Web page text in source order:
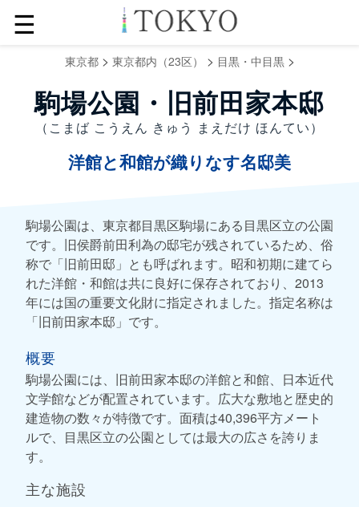
☰
東京都> 東京都内（23区） > 目黒・中目黒>
駒場公園・旧前田家本邸
（こまば こうえん きゅう まえだけ ほんてい）
洋館と和館が織りなす名邸美
駒場公園は、東京都目黒区駒場にある目黒区立の公園
です。旧侯爵前田利為の邸宅が残されているため、俗
称で「旧前田邸」とも呼ばれます。昭和初期に建てら
れた洋館・和館は共に良好に保存されており、2013
年には国の重要文化財に指定されました。指定名称は
「旧前田家本邸」です。
概要
駒場公園には、旧前田家本邸の洋館と和館、日本近代
文学館などが配置されています。広大な敷地と歴史的
建造物の数々が特徴です。面積は40,396平方メート
ルで、目黒区立の公園としては最大の広さを誇りま
す。
主な施設